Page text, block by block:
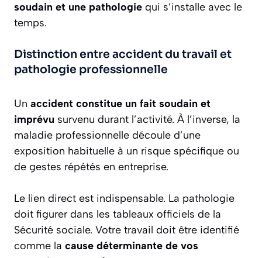
soudain et une pathologie qui s’installe avec le
temps.
Distinction entre accident du travail et
pathologie professionnelle
Un accident constitue un fait soudain et
imprévu survenu durant l’activité. À l’inverse, la
maladie professionnelle découle d’une
exposition habituelle à un risque spécifique ou
de gestes répétés en entreprise.
Le lien direct est indispensable. La pathologie
doit figurer dans les tableaux officiels de la
Sécurité sociale. Votre travail doit être identifié
comme la cause déterminante de vos